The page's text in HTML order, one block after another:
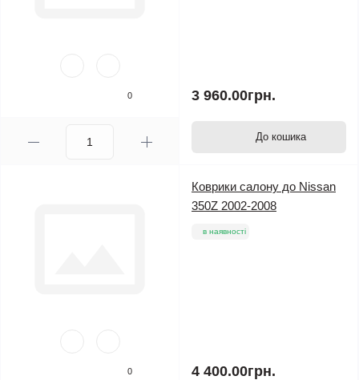
0 3 960.00грн.
До кошика
0
Коврики салону до Nissan
350Z 2002-2008
в наявності
4 400.00грн.